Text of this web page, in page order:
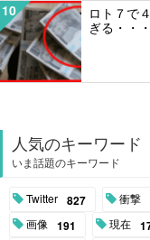
10
ロト７で
ぎる・・・
人気のキーワード
いま話題のキーワード
Twitter 827 衝撃
画像 191 現在